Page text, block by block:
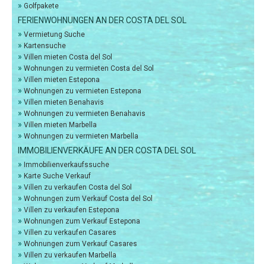
» Golfpakete
FERIENWOHNUNGEN AN DER COSTA DEL SOL
» Vermietung Suche
» Kartensuche
» Villen mieten Costa del Sol
» Wohnungen zu vermieten Costa del Sol
» Villen mieten Estepona
» Wohnungen zu vermieten Estepona
» Villen mieten Benahavis
» Wohnungen zu vermieten Benahavis
» Villen mieten Marbella
» Wohnungen zu vermieten Marbella
IMMOBILIENVERKÄUFE AN DER COSTA DEL SOL
» Immobilienverkaufssuche
» Karte Suche Verkauf
» Villen zu verkaufen Costa del Sol
» Wohnungen zum Verkauf Costa del Sol
» Villen zu verkaufen Estepona
» Wohnungen zum Verkauf Estepona
» Villen zu verkaufen Casares
» Wohnungen zum Verkauf Casares
» Villen zu verkaufen Marbella